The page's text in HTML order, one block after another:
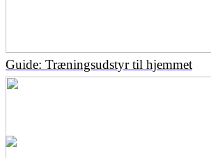
Guide: Træningsudstyr til hjemmet